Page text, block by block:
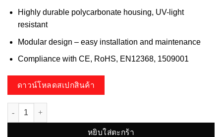
Highly durable polycarbonate housing, UV-light
resistant
Modular design – easy installation and maintenance
Compliance with CE, RoHS, EN12368, 1509001
ดาวน์โหลดสเปกสินค้า
จำนวน HV-REDGREEN ไฟสัญญาณ ชิ้น
หยิบใส่ตะกร้า